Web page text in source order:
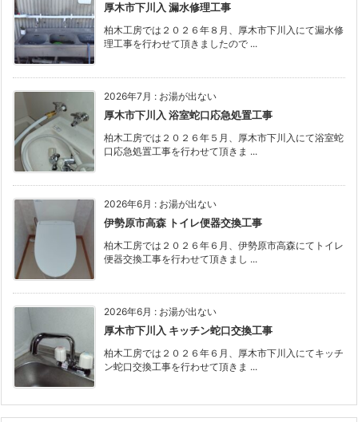
厚木市下川入 漏水修理工事
柏木工房では２０２６年８月、厚木市下川入にて漏水修
理工事を行わせて頂きましたので ...
2026年7月 : お湯が出ない
厚木市下川入 浴室蛇口応急処置工事
柏木工房では２０２６年５月、厚木市下川入にて浴室蛇
口応急処置工事を行わせて頂きま ...
2026年6月 : お湯が出ない
伊勢原市高森 トイレ便器交換工事
柏木工房では２０２６年６月、伊勢原市高森にてトイレ
便器交換工事を行わせて頂きまし ...
2026年6月 : お湯が出ない
厚木市下川入 キッチン蛇口交換工事
柏木工房では２０２６年６月、厚木市下川入にてキッチ
ン蛇口交換工事を行わせて頂きま ...